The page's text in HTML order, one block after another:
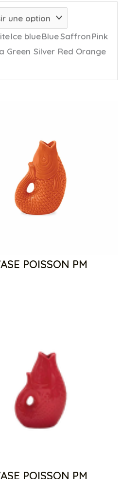
Ice blueBlueSaffronPink
Green Silver Red Orange
POISSON PM
POISSON PM